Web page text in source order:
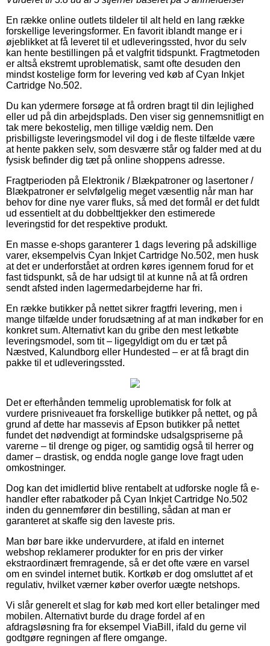
En række online outlets tildeler til alt held en lang række
forskellige leveringsformer. En favorit iblandt mange er i
øjeblikket at få leveret til et udleveringssted, hvor du selv
kan hente bestillingen på et valgfrit tidspunkt. Fragtmetoden
er altså ekstremt uproblematisk, samt ofte desuden den
mindst kostelige form for levering ved køb af Cyan Inkjet
Cartridge No.502.
Du kan ydermere forsøge at få ordren bragt til din lejlighed
eller ud på din arbejdsplads. Den viser sig gennemsnitligt en
tak mere bekostelig, men tillige vældig nem. Den
prisbilligste leveringsmodel vil dog i de fleste tilfælde være
at hente pakken selv, som desværre står og falder med at du
fysisk befinder dig tæt på online shoppens adresse.
Fragtperioden på Elektronik / Blækpatroner og lasertoner /
Blækpatroner er selvfølgelig meget væsentlig når man har
behov for dine nye varer fluks, så med det formål er det fuldt
ud essentielt at du dobbelttjekker den estimerede
leveringstid for det respektive produkt.
En masse e-shops garanterer 1 dags levering på adskillige
varer, eksempelvis Cyan Inkjet Cartridge No.502, men husk
at det er underforstået at ordren køres igennem forud for et
fast tidspunkt, så de har udsigt til at kunne nå at få ordren
sendt afsted inden lagermedarbejderne har fri.
En række butikker på nettet sikrer fragtfri levering, men i
mange tilfælde under forudsætning af at man indkøber for en
konkret sum. Alternativt kan du gribe den mest letkøbte
leveringsmodel, som tit – ligegyldigt om du er tæt på
Næstved, Kalundborg eller Hundested – er at få bragt din
pakke til et udleveringssted.
Det er efterhånden temmelig uproblematisk for folk at
vurdere prisniveauet fra forskellige butikker på nettet, og på
grund af dette har massevis af Epson butikker på nettet
fundet det nødvendigt at formindske udsalgspriserne på
varerne – til drenge og piger, og samtidig også til herrer og
damer – drastisk, og endda nogle gange love fragt uden
omkostninger.
Dog kan det imidlertid blive rentabelt at udforske nogle få e-
handler efter rabatkoder på Cyan Inkjet Cartridge No.502
inden du gennemfører din bestilling, sådan at man er
garanteret at skaffe sig den laveste pris.
Man bør bare ikke undervurdere, at ifald en internet
webshop reklamerer produkter for en pris der virker
ekstraordinært fremragende, så er det ofte være en varsel
om en svindel internet butik. Kortkøb er dog omsluttet af et
regulativ, hvilket værner køber overfor uægte netshops.
Vi slår generelt et slag for køb med kort eller betalinger med
mobilen. Alternativt burde du drage fordel af en
afdragsløsning fra for eksempel ViaBill, ifald du gerne vil
godtgøre regningen af flere omgange.